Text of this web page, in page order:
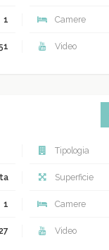
1 Camere
Video
Tipologia
Superficie
1 Camere
27 Video